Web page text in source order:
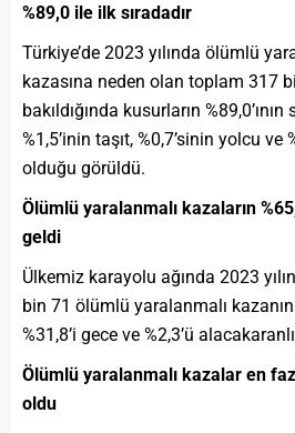
%89,0 ile ilk sıradadır
Türkiye’de 2023 yılında ölümlü
kazasına neden olan toplam 317
bakıldığında kusurların
%1,5’inin taşıt, %0,7’sinin yolcu ve
olduğu görüldü.
Ölümlü yaralanmalı kazaların
geldi
Ülkemiz karayolu ağında 2023
bin 71 ölümlü yaralanmalı
%31,8’i gece ve %2,3’ü
Ölümlü yaralanmalı kazalar en
oldu